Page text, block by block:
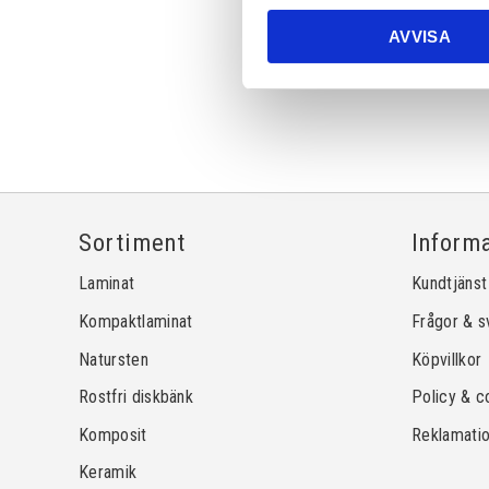
AVVISA
Sortiment
Laminat
Kompaktlaminat
Natursten
Rostfri diskbänk
Komposit
Keramik
Kundtjänst
Frågor &
Köpvillkor
Policy &